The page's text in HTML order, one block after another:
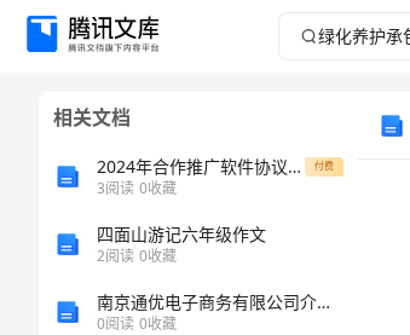
绿
相关文档
2024年合作推广软件协议标准模板 付费
3阅读 0收藏
四面山游记六年级作文
2阅读 0收藏
南京通优电子商务有限公司介绍企业发展分析报告
0阅读 0收藏